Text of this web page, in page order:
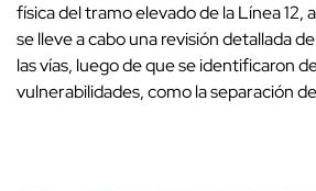
física del tramo elevado de la Línea 12,
se lleve a cabo una revisión detallada
las vías, luego de que se identificaron
vulnerabilidades, como la separación